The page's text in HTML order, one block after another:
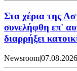
Στα χέρια της
συνελήφθη επ'
διαρρήξει
Newsroom|